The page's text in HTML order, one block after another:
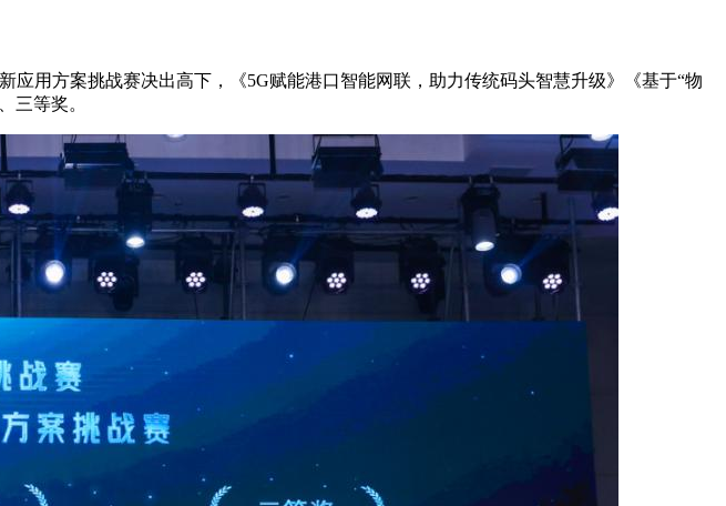
方案挑战赛决出高下，《5G赋能港口智能网联，助力传统码头智慧升级》《基于“物
三等奖。